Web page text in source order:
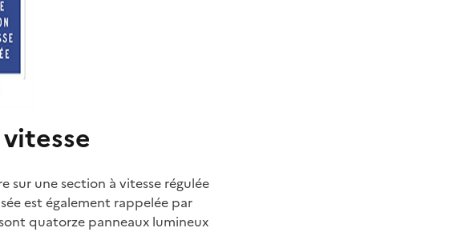
sur une section à vitesse régulée
est également rappelée par
quatorze panneaux lumineux